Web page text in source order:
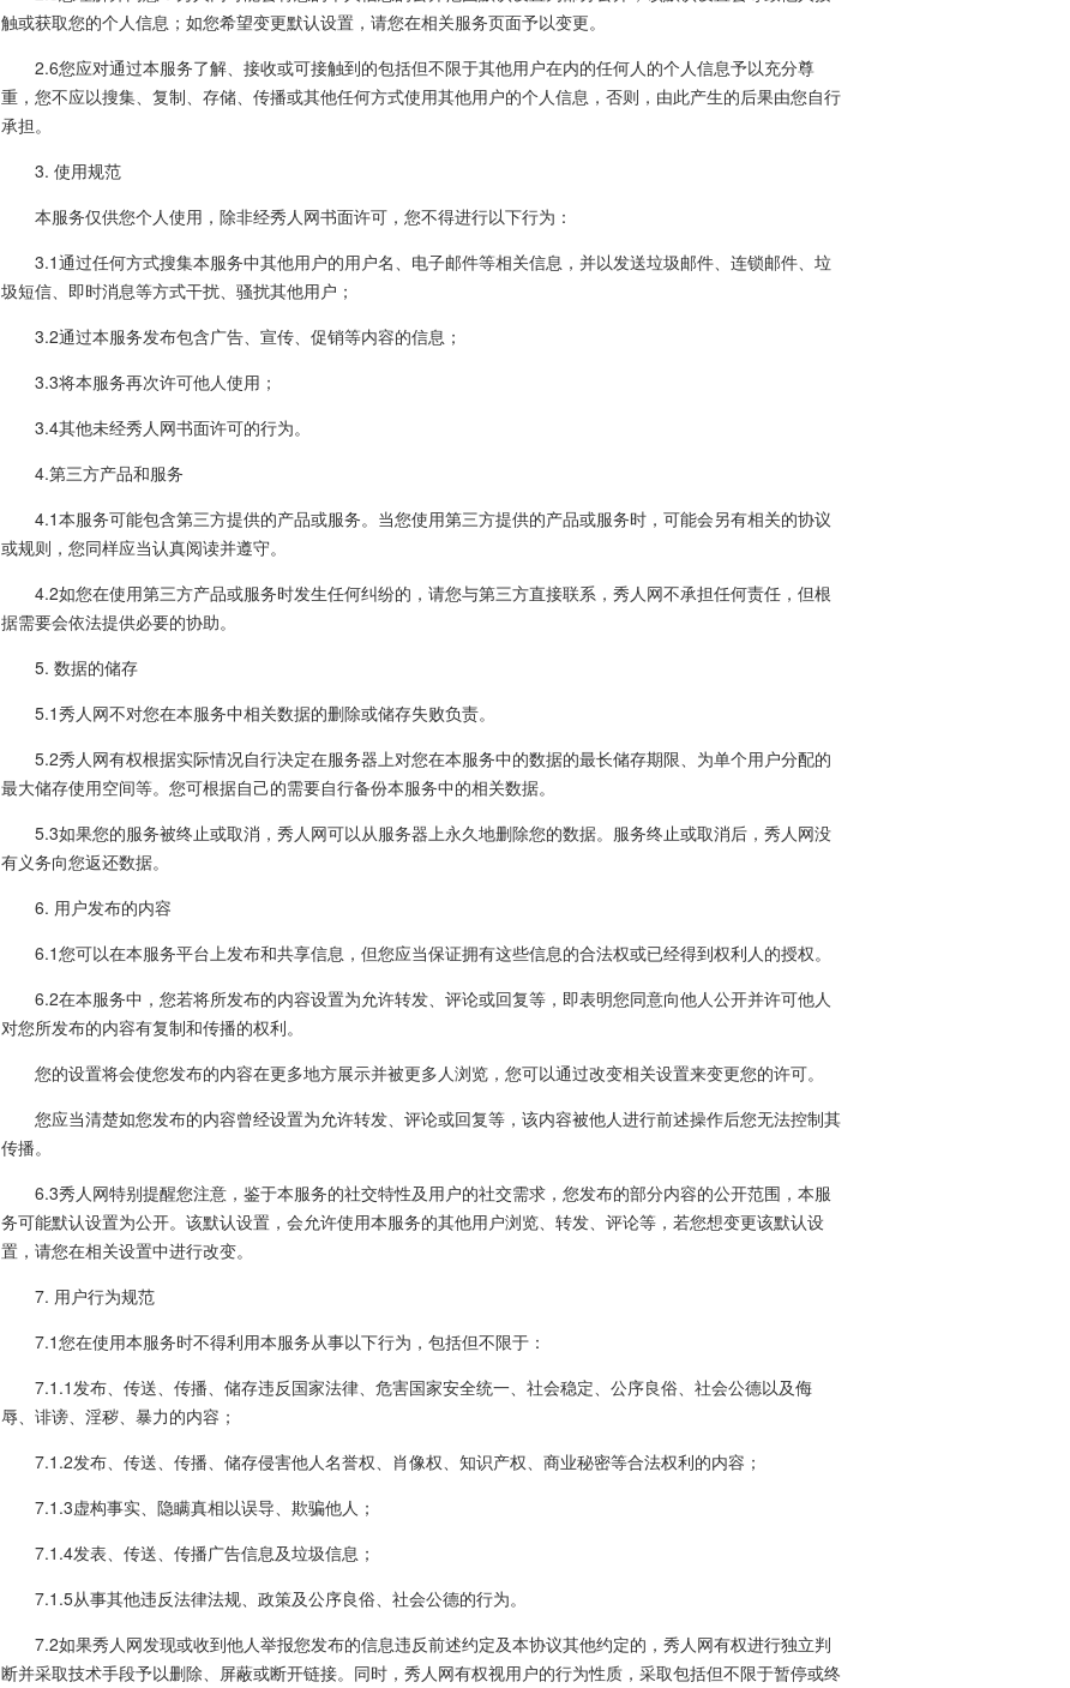
触或获取您的个人信息；如您希望变更默认设置，请您在相关服务页面予以变更。
2.6您应对通过本服务了解、接收或可接触到的包括但不限于其他用户在内的任何人的个人信息予以充分尊
重，您不应以搜集、复制、存储、传播或其他任何方式使用其他用户的个人信息，否则，由此产生的后果由您自行
承担。
3. 使用规范
本服务仅供您个人使用，除非经秀人网书面许可，您不得进行以下行为：
3.1通过任何方式搜集本服务中其他用户的用户名、电子邮件等相关信息，并以发送垃圾邮件、连锁邮件、垃
圾短信、即时消息等方式干扰、骚扰其他用户；
3.2通过本服务发布包含广告、宣传、促销等内容的信息；
3.3将本服务再次许可他人使用；
3.4其他未经秀人网书面许可的行为。
4.第三方产品和服务
4.1本服务可能包含第三方提供的产品或服务。当您使用第三方提供的产品或服务时，可能会另有相关的协议
或规则，您同样应当认真阅读并遵守。
4.2如您在使用第三方产品或服务时发生任何纠纷的，请您与第三方直接联系，秀人网不承担任何责任，但根
据需要会依法提供必要的协助。
5. 数据的储存
5.1秀人网不对您在本服务中相关数据的删除或储存失败负责。
5.2秀人网有权根据实际情况自行决定在服务器上对您在本服务中的数据的最长储存期限、为单个用户分配的
最大储存使用空间等。您可根据自己的需要自行备份本服务中的相关数据。
5.3如果您的服务被终止或取消，秀人网可以从服务器上永久地删除您的数据。服务终止或取消后，秀人网没
有义务向您返还数据。
6. 用户发布的内容
6.1您可以在本服务平台上发布和共享信息，但您应当保证拥有这些信息的合法权或已经得到权利人的授权。
6.2在本服务中，您若将所发布的内容设置为允许转发、评论或回复等，即表明您同意向他人公开并许可他人
对您所发布的内容有复制和传播的权利。
您的设置将会使您发布的内容在更多地方展示并被更多人浏览，您可以通过改变相关设置来变更您的许可。
您应当清楚如您发布的内容曾经设置为允许转发、评论或回复等，该内容被他人进行前述操作后您无法控制其
传播。
6.3秀人网特别提醒您注意，鉴于本服务的社交特性及用户的社交需求，您发布的部分内容的公开范围，本服
务可能默认设置为公开。该默认设置，会允许使用本服务的其他用户浏览、转发、评论等，若您想变更该默认设
置，请您在相关设置中进行改变。
7. 用户行为规范
7.1您在使用本服务时不得利用本服务从事以下行为，包括但不限于：
7.1.1发布、传送、传播、储存违反国家法律、危害国家安全统一、社会稳定、公序良俗、社会公德以及侮
辱、诽谤、淫秽、暴力的内容；
7.1.2发布、传送、传播、储存侵害他人名誉权、肖像权、知识产权、商业秘密等合法权利的内容；
7.1.3虚构事实、隐瞒真相以误导、欺骗他人；
7.1.4发表、传送、传播广告信息及垃圾信息；
7.1.5从事其他违反法律法规、政策及公序良俗、社会公德的行为。
7.2如果秀人网发现或收到他人举报您发布的信息违反前述约定及本协议其他约定的，秀人网有权进行独立判
断并采取技术手段予以删除、屏蔽或断开链接。同时，秀人网有权视用户的行为性质，采取包括但不限于暂停或终